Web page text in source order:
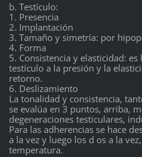
b. Testículo:
1. Presencia
2. Implantación
3. Tamaño y simetría: por
4. Forma
5. Consistencia y elasticidad:
testículo a la presión y la
retorno.
6. Deslizamiento
La tonalidad y consistencia,
se evalúa en 3 puntos, arriba,
degeneraciones testiculares,
Para las adherencias se hace
a la vez y luego los d os a la
temperatura.